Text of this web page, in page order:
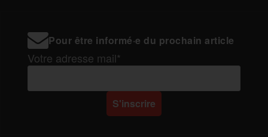
Pour être informé·e du prochain article
Votre adresse mail*